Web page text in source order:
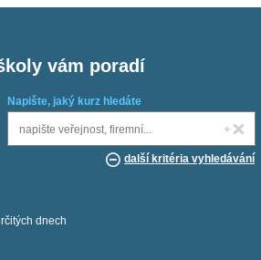
vám poradí
Napište, jaký kurz hledáte
další kritéria vyhledávání
dnech